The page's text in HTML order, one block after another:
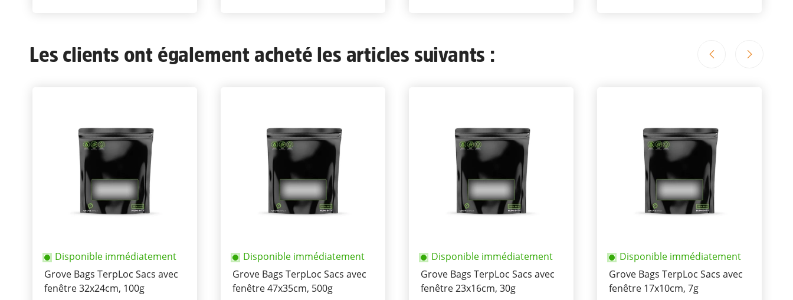
Les clients ont également acheté les articles suivants :
Disponible immédiatement
Grove Bags TerpLoc Sacs avec
fenêtre 32x24cm, 100g
Disponible immédiatement
Grove Bags TerpLoc Sacs avec
fenêtre 47x35cm, 500g
Disponible immédiatement
Grove Bags TerpLoc Sacs avec
fenêtre 23x16cm, 30g
Disponible immédiatement
Grove Bags TerpLoc Sacs avec
fenêtre 17x10cm, 7g